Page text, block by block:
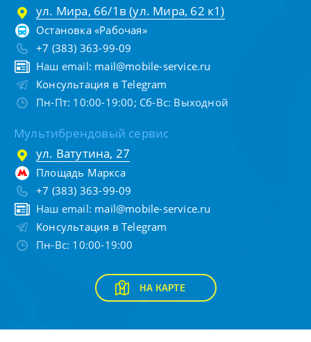
ул. Мира, 66/1в (ул. Мира, 62 к1)
Остановка «Рабочая»
+7 (383) 363-99-09
Наш email: mail@mobile-service.ru
Консультация в Telegram
Пн-Пт: 10:00-19:00; Сб-Вс: Выходной
Мультибрендовый сервис
ул. Ватутина, 27
Площадь Маркса
+7 (383) 363-99-09
Наш email: mail@mobile-service.ru
Консультация в Telegram
Пн-Вс: 10:00-19:00
НА КАРТЕ